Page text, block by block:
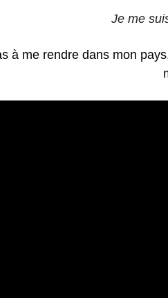
Je me
à me rendre dans mon